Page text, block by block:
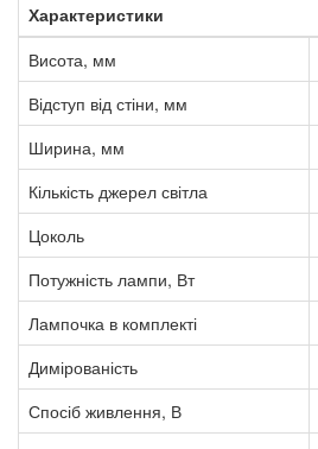
Характеристики
Висота, мм
Відступ від стіни, мм
Ширина, мм
Кількість джерел світла
Цоколь
Потужність лампи, Вт
Лампочка в комплекті
Димірованість
Спосіб живлення, В